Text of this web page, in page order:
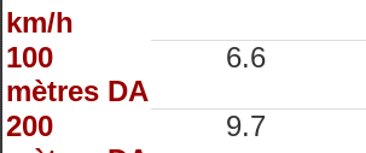
km/h
100
mètres DA
6.6
200
9.7